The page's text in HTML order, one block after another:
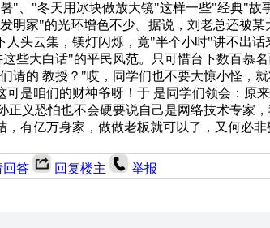
"、"冬天用冰块做放大镜"这样一些"经典"故
明家"的光环增色不少。据说，刘老总还被
人头云集，镁灯闪烁，竟"半个小时"讲不出
些大白话"的平民风范。只可惜台下数百慕
请的 教授？"哎，同学们也不要大惊小怪，
可是咱们的财神爷呀！于 是同学们领会：原
正义恐怕也不会硬要说自己是网络技术专家
，有亿万身家，做做老板就可以了，又何必
回答 回复楼主 举报